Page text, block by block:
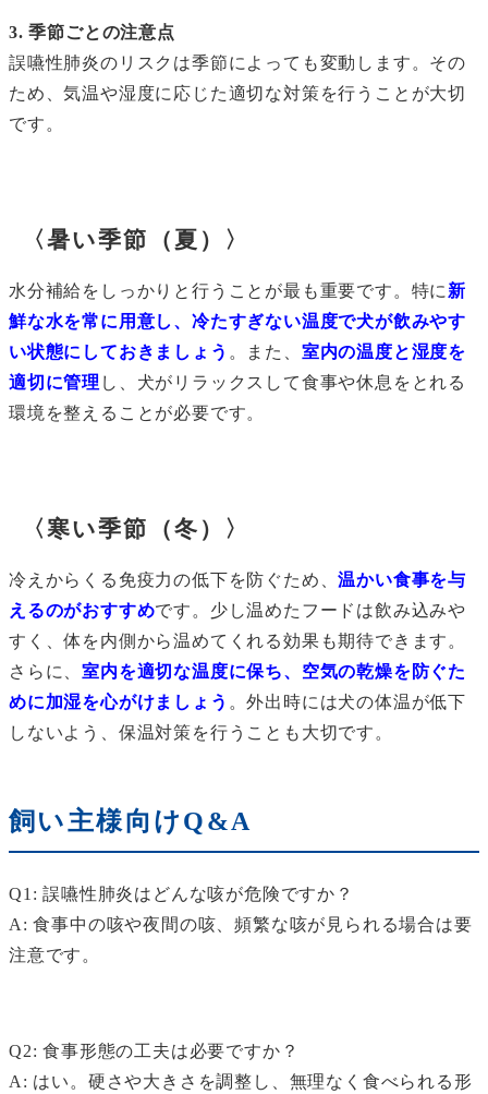
3. 季節ごとの注意点
誤嚥性肺炎のリスクは季節によっても変動します。その
ため、気温や湿度に応じた適切な対策を行うことが大切
です。
〈暑い季節（夏）〉
水分補給をしっかりと行うことが最も重要です。特に 新
鮮な水を常に用意し、冷たすぎない温度で犬が飲みやす
い状態にしておきましょう 。また、 室内の温度と湿度を
適切に管理 し、犬がリラックスして食事や休息をとれる
環境を整えることが必要です。
〈寒い季節（冬）〉
冷えからくる免疫力の低下を防ぐため、温かい食事を与
えるのがおすすめです。少し温めたフードは飲み込みや
すく、体を内側から温めてくれる効果も期待できます。
さらに、室内を適切な温度に保ち、空気の乾燥を防ぐた
めに加湿を心がけましょう 。外出時には犬の体温が低下
しないよう、保温対策を行うことも大切です。
飼い主様向けQ&A
Q1: 誤嚥性肺炎はどんな咳が危険ですか？
A: 食事中の咳や夜間の咳、頻繁な咳が見られる場合は要
注意です。
Q2: 食事形態の工夫は必要ですか？
A: はい。硬さや大きさを調整し、無理なく食べられる形